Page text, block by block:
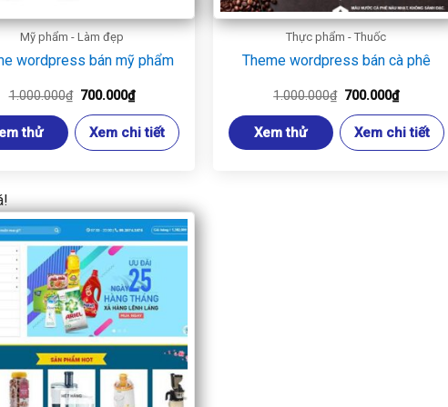
Mỹ phẩm - Làm đẹp
wordpress bán mỹ phẩm
1.000.000₫ Giá
là:
1.000.000₫.
700.000₫Giá
hiện
tại
là:
700.000₫.
thử Xem chi tiết
Thực phẩm - Thuốc
Theme wordpress bán cà phê
1.000.000₫ Giá
là:
1.000.000₫.
700.000₫Giá
hiện
tại
là:
700.000₫.
Xem thử Xem chi tiết